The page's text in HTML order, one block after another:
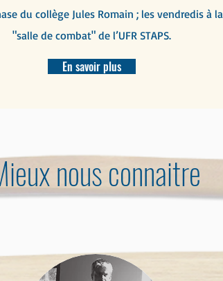
du collège Jules Romain ; les vendredis à la
"salle de combat" de l’UFR STAPS.
En savoir plus
nous connaitre